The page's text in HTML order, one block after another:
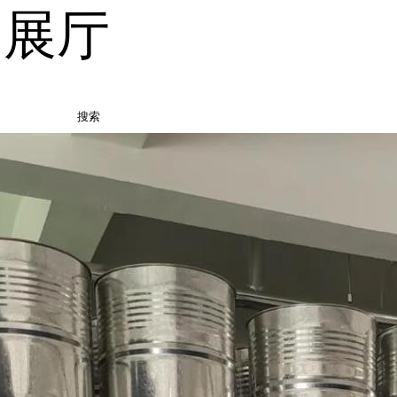
厅
搜索